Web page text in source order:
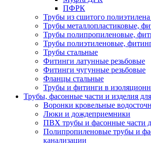
ПФРК
Трубы из сшитого
Трубы металлопластиковые,
Трубы полипропиленовые,
Трубы полиэтиленовые,
Трубы стальные
Фитинги латунные резьбовые
Фитинги чугунные резьбовые
Фланцы стальные
Трубы и фитинги в
Трубы, фасонные части и изделия
Воронки кровельные
Люки и дождеприемники
ПВХ трубы и фасонные части
Полипропиленовые трубы и
канализации